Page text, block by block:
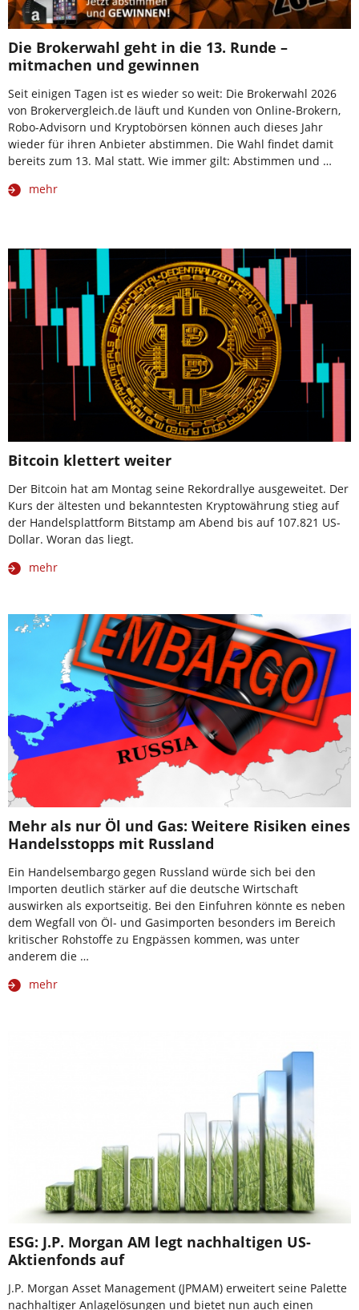
Die Brokerwahl geht in die 13. Runde –
mitmachen und gewinnen
Seit einigen Tagen ist es wieder so weit: Die Brokerwahl 2026
von Brokervergleich.de läuft und Kunden von Online-Brokern,
Robo-Advisorn und Kryptobörsen können auch dieses Jahr
wieder für ihren Anbieter abstimmen. Die Wahl findet damit
bereits zum 13. Mal statt. Wie immer gilt: Abstimmen und …
mehr
Bitcoin klettert weiter
Der Bitcoin hat am Montag seine Rekordrallye ausgeweitet. Der
Kurs der ältesten und bekanntesten Kryptowährung stieg auf
der Handelsplattform Bitstamp am Abend bis auf 107.821 US-
Dollar. Woran das liegt.
mehr
Mehr als nur Öl und Gas: Weitere Risiken eines
Handelsstopps mit Russland
Ein Handelsembargo gegen Russland würde sich bei den
Importen deutlich stärker auf die deutsche Wirtschaft
auswirken als exportseitig. Bei den Einfuhren könnte es neben
dem Wegfall von Öl- und Gasimporten besonders im Bereich
kritischer Rohstoffe zu Engpässen kommen, was unter
anderem die …
mehr
ESG: J.P. Morgan AM legt nachhaltigen US-
Aktienfonds auf
J.P. Morgan Asset Management (JPMAM) erweitert seine Palette
nachhaltiger Anlagelösungen und bietet nun auch einen